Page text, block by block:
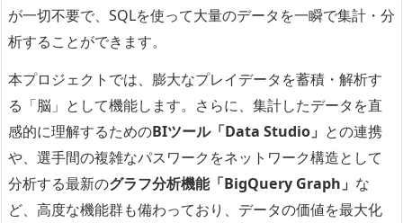
が一切不要で、SQLを使って大量のデータを一瞬で集計・分
析することができます。
本プロジェクトでは、膨大なプレイデータを蓄積・解析す
る「脳」として機能します。さらに、集計したデータを直
感的に理解するためのBIツール「Data Studio」 との連携
や、選手間の複雑なパスワークをネットワーク構造として
分析する最新のグラフ分析機能「BigQuery Graph」 な
ど、高度な機能群も備わっており、データの価値を最大化